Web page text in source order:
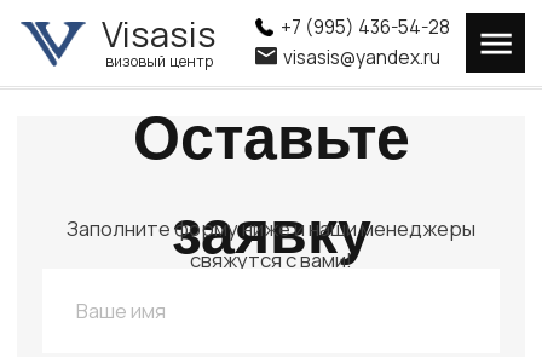
+7 (995) 436-54-28
визовый центр
Visasis
visasis@yandex.ru
+7 (995) 436-54-28
визовый центр
Visasis
visasis@yandex.ru
Оставьте
заявку
Заполните форму ниже и наши менеджеры